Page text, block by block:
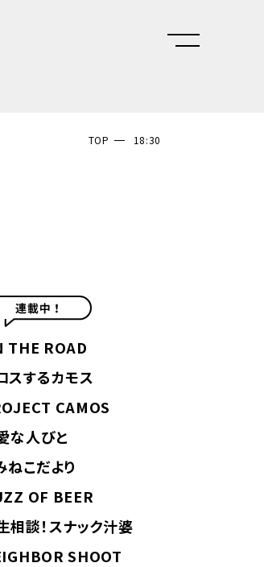
TOP 18:30
THE ROAD
スするカモス
CAMOS
な人びと
ねこだより
OF BEER
相談！スナック汁婆
SHOOT